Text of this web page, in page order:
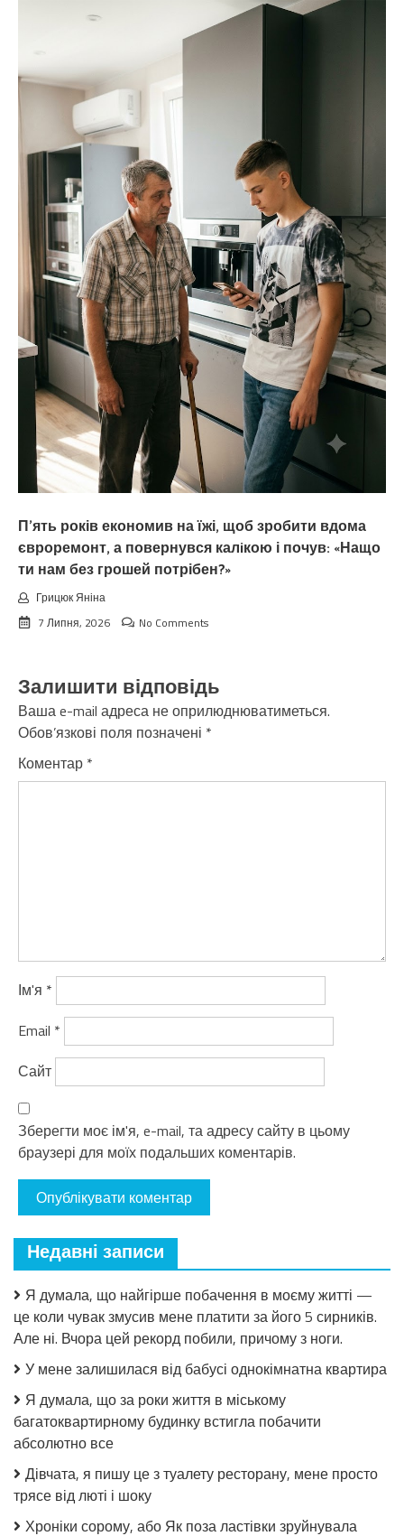
П’ять років економив на їжі, щоб зробити вдома
євроремонт, а повернувся калiкою і почув: «Нащо
ти нам без грошей потрібен?»
Грицюк Яніна
7 Липня, 2026
No Comments
Залишити відповідь
Ваша e-mail адреса не оприлюднюватиметься.
Обов’язкові поля позначені *
Коментар *
Ім'я *
Email *
Сайт
Зберегти моє ім'я, e-mail, та адресу сайту в цьому
браузері для моїх подальших коментарів.
Недавні записи
Я думала, що найгірше побачення в моєму житті —
це коли чувак змусив мене платити за його 5 сирників.
Але ні. Вчора цей рекорд побили, причому з ноги.
У мене залишилася від бабусі однокімнатна квартира
Я думала, що за роки життя в міському
багатоквартирному будинку встигла побачити
абсолютно все
Дівчата, я пишу це з туалету ресторану, мене просто
трясе від люті і шоку
Хроніки сорому, або Як поза ластівки зруйнувала